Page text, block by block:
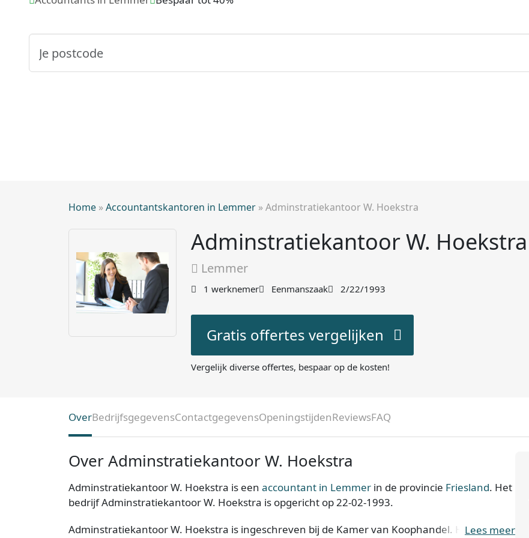
Home »Accountantskantoren in Lemmer »Adminstratiekantoor W. Hoekstra
Adminstratiekantoor W. Hoekstra
Lemmer
1 werknemer Eenmanszaak 2/22/1993
Gratis offertes vergelijken
Vergelijk diverse offertes, bespaar op de kosten!
OverBedrijfsgegevensContactgegevensOpeningstijdenReviewsFAQ
Over Adminstratiekantoor W. Hoekstra
Adminstratiekantoor W. Hoekstra is een accountant in Lemmer in de provincie Friesland. Het
bedrijf Adminstratiekantoor W. Hoekstra is opgericht op 22-02-1993.
Adminstratiekantoor W. Hoekstra is ingeschreven bij de Kamer van Koophandel. Het kantoor
Lees meer